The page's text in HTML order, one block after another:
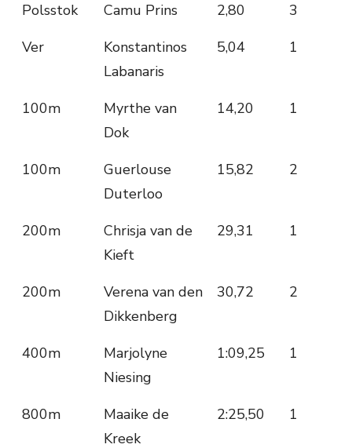
Polsstok Camu Prins 2,80
3
Ver
Konstantinos
Labanaris
5,04 1
100m
Myrthe van
Dok
14,20 1
100m
Guerlouse
Duterloo
15,82 2
200m
Chrisja van de
Kieft
29,31 1
200m
Verena van den
Dikkenberg
30,72 2
400m
Marjolyne
Niesing
1:09,25 1
800m
Maaike de
Kreek
2:25,50 1